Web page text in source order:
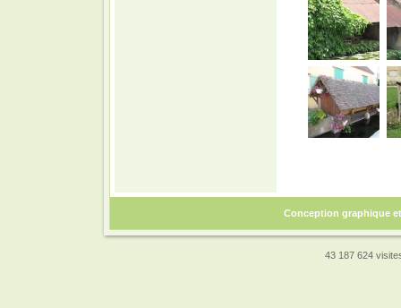
Conception graphique
43 187 624